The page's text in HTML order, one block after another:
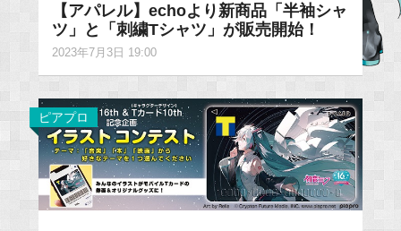
【アパレル】echoより新商品「半袖シャ
ツ」と「刺繍Tシャツ」が販売開始！
2023年7月3日 19:00
ピアプロ